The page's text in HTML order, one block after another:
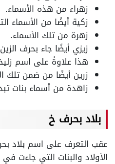
زهراء من هذه الأسماء.
زكية أيضًا من الأسماء
زهرة من تلك الأسماء.
زيزي أيضًا جاء بحرف
هذا علاوةً على اسم
زرين أيضًا من ضمن تلك
زاهدة من أسماء بنات
بلاد بحرف خ
عقب التعرف على اسم بلاد
الأولاد والبنات التي جاءت